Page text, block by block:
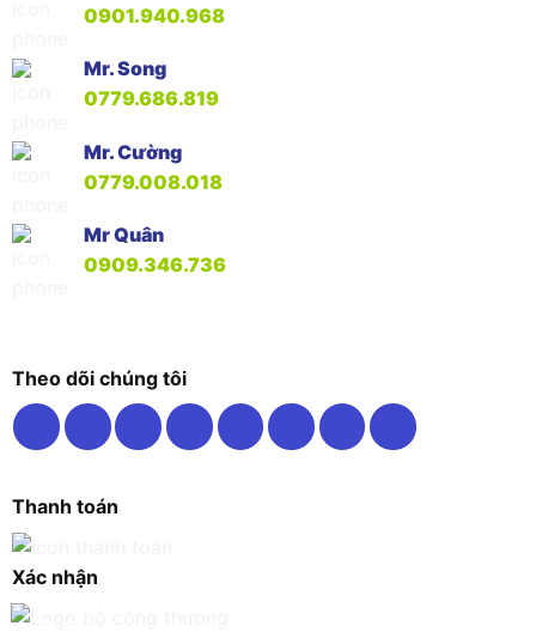
0901.940.968
Mr. Song
0779.686.819
Mr. Cường
0779.008.018
Mr Quân
0909.346.736
Theo dõi chúng tôi
Thanh toán
Xác nhận